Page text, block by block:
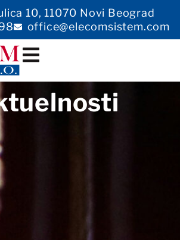
10, 11070 Novi Beograd
office@elecomsistem.com